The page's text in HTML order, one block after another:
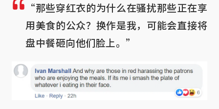
“那些穿红衣的为什么在骚扰那些正在享
用美食的公众？换作是我，可能会直接将
盘中餐砸向他们脸上。”